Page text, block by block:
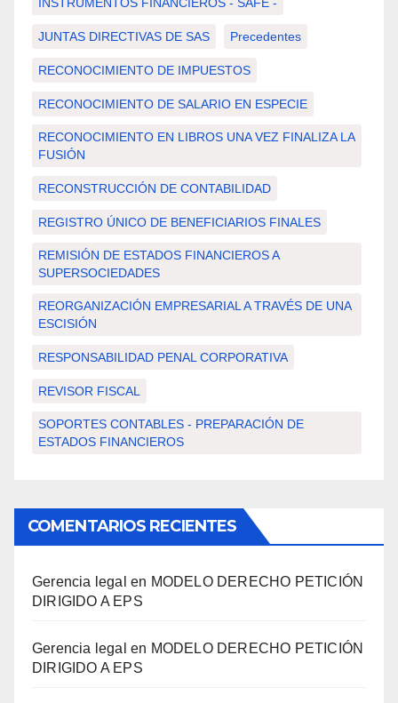
JUNTAS DIRECTIVAS DE SAS Precedentes
RECONOCIMIENTO DE IMPUESTOS
RECONOCIMIENTO DE SALARIO EN ESPECIE
RECONOCIMIENTO EN LIBROS UNA VEZ FINALIZA LA
FUSIÓN
RECONSTRUCCIÓN DE CONTABILIDAD
REGISTRO ÚNICO DE BENEFICIARIOS FINALES
REMISIÓN DE ESTADOS FINANCIEROS A
SUPERSOCIEDADES
REORGANIZACIÓN EMPRESARIAL A TRAVÉS DE UNA
ESCISIÓN
RESPONSABILIDAD PENAL CORPORATIVA
REVISOR FISCAL
SOPORTES CONTABLES - PREPARACIÓN DE
ESTADOS FINANCIEROS
COMENTARIOS RECIENTES
Gerencia legal en MODELO DERECHO PETICIÓN
DIRIGIDO A EPS
Gerencia legal en MODELO DERECHO PETICIÓN
DIRIGIDO A EPS